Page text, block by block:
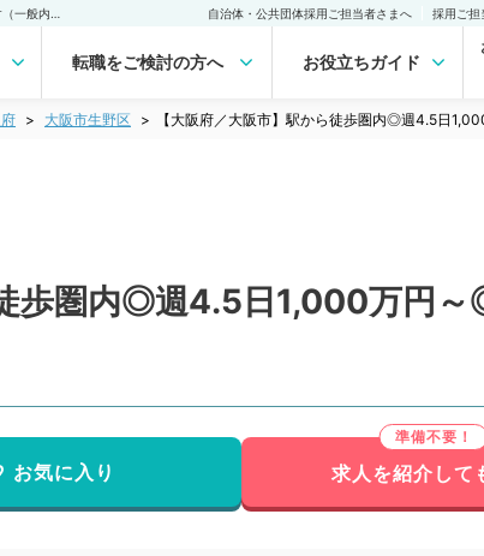
自治体・公共団体採用ご担当者さまへ 採用ご担
転職をご検討の方へ お役立ちガイド
大阪市生野区 【大阪府／大阪市】駅から徒歩圏内◎週4.5日
歩圏内◎週4.5日1,000万円
お気に入り 求人を紹介して